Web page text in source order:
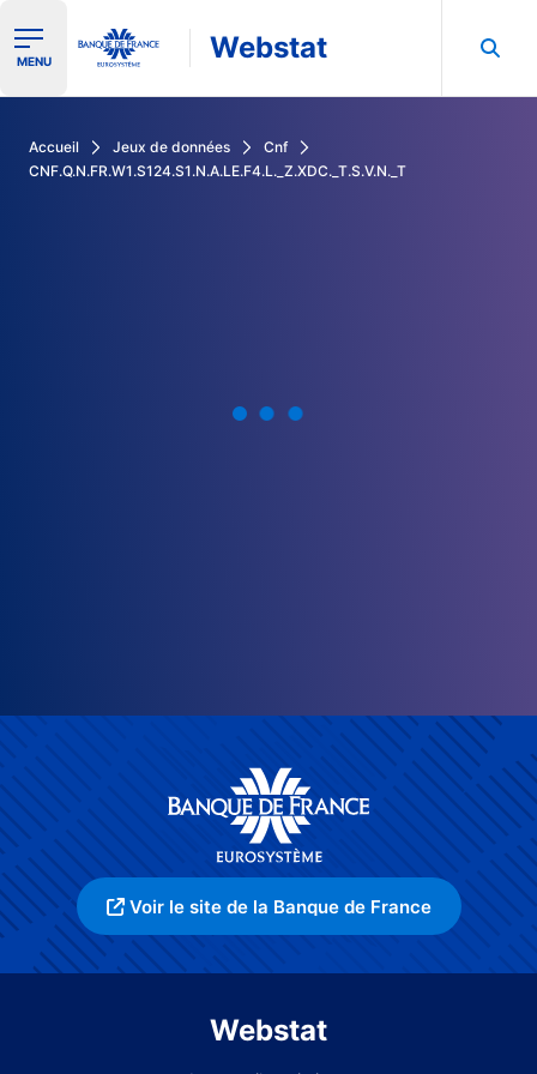
Ouvrir le menu de navigation
MENU Webstat
Accueil Jeux de données
Cnf
CNF.Q.N.FR.W1.S124.S1.N.A.LE.F4.L._Z.XDC._T.S.V.N._T
Voir le site de la Banque de France
Webstat